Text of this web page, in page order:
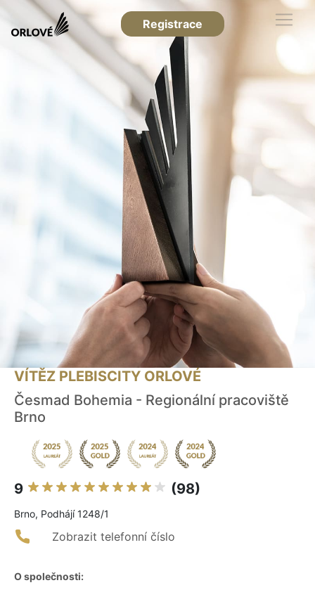
Registrace
VÍTĚZ PLEBISCITY ORLOVÉ
Česmad Bohemia - Regionální pracoviště
Brno
9 (98)
Brno, Podhájí 1248/1
Zobrazit telefonní číslo
O společnosti: